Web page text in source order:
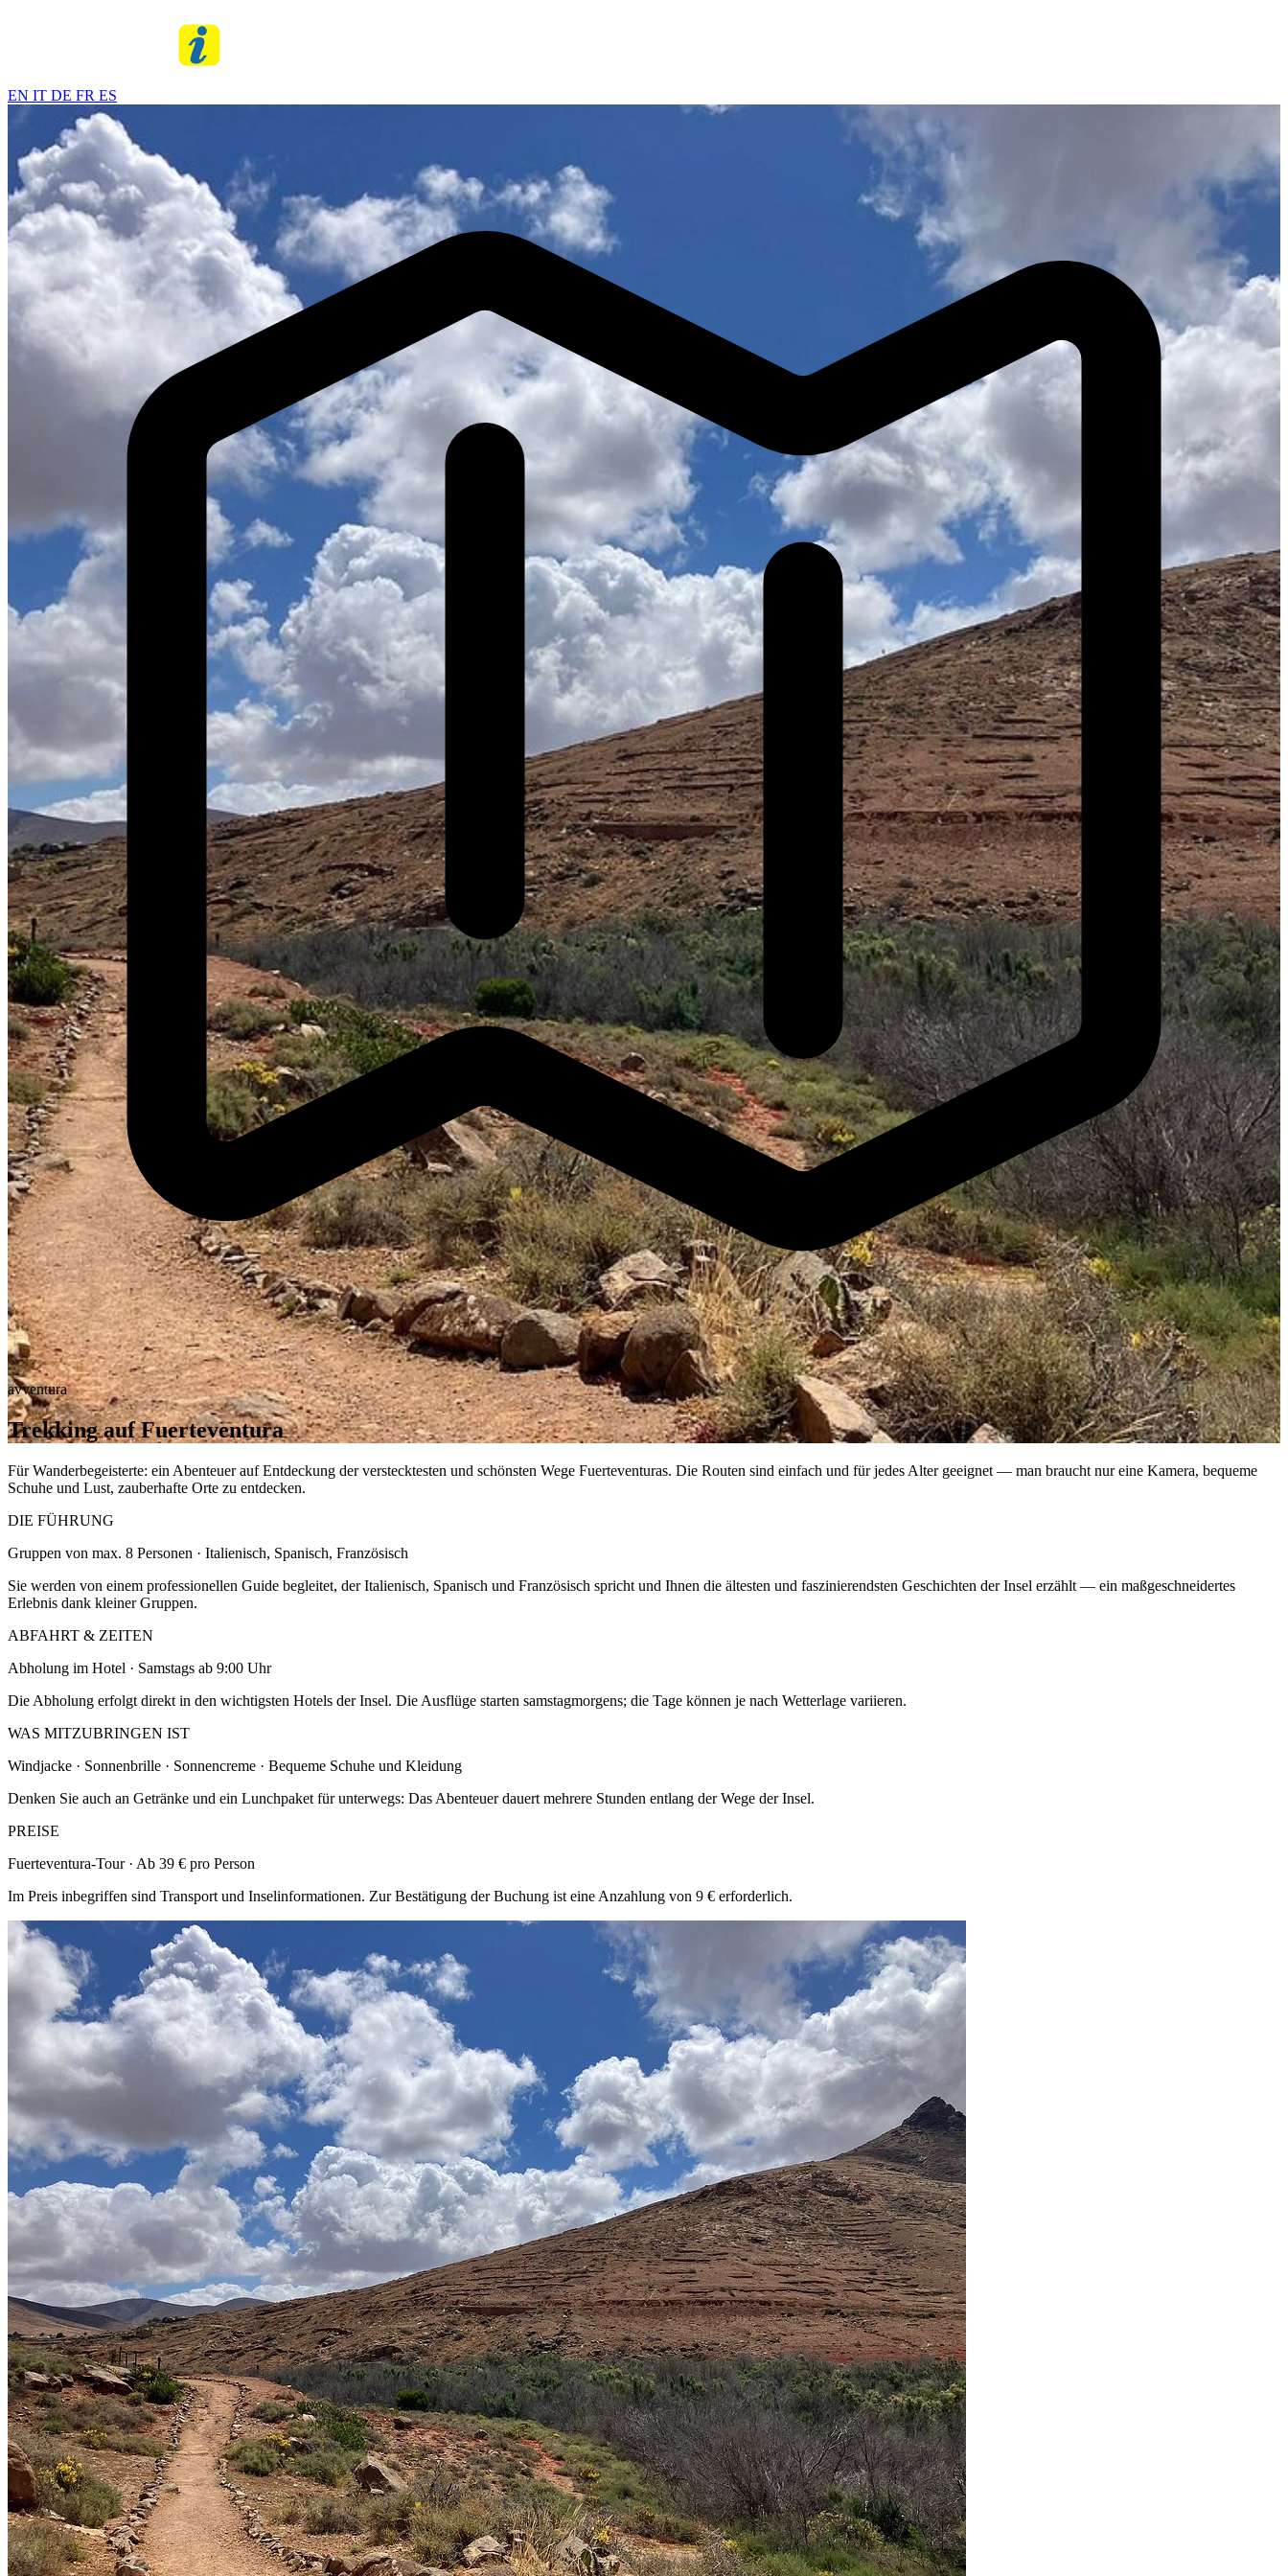
EN IT DE FR ES
avventura
Trekking auf Fuerteventura
Für Wanderbegeisterte: ein Abenteuer auf Entdeckung der verstecktesten und schönsten Wege Fuerteventuras. Die Routen sind einfach und für jedes Alter geeignet — man braucht nur eine Kamera, bequeme
Schuhe und Lust, zauberhafte Orte zu entdecken.
DIE FÜHRUNG
Gruppen von max. 8 Personen · Italienisch, Spanisch, Französisch
Sie werden von einem professionellen Guide begleitet, der Italienisch, Spanisch und Französisch spricht und Ihnen die ältesten und faszinierendsten Geschichten der Insel erzählt — ein maßgeschneidertes
Erlebnis dank kleiner Gruppen.
ABFAHRT & ZEITEN
Abholung im Hotel · Samstags ab 9:00 Uhr
Die Abholung erfolgt direkt in den wichtigsten Hotels der Insel. Die Ausflüge starten samstagmorgens; die Tage können je nach Wetterlage variieren.
WAS MITZUBRINGEN IST
Windjacke · Sonnenbrille · Sonnencreme · Bequeme Schuhe und Kleidung
Denken Sie auch an Getränke und ein Lunchpaket für unterwegs: Das Abenteuer dauert mehrere Stunden entlang der Wege der Insel.
PREISE
Fuerteventura-Tour · Ab 39 € pro Person
Im Preis inbegriffen sind Transport und Inselinformationen. Zur Bestätigung der Buchung ist eine Anzahlung von 9 € erforderlich.